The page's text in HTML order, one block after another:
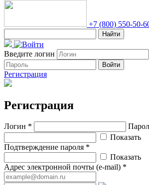
+7 (800) 550-50-
Найти
Введите логин
Войти
Регистрация
Регистрация
Логин *
Показать
Подтверждение пароля *
Показать
Адрес электронной почты (e-mail) *